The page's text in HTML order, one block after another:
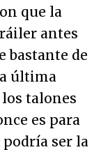
que la
antes
bastante de
última
talones
es para
podría ser la